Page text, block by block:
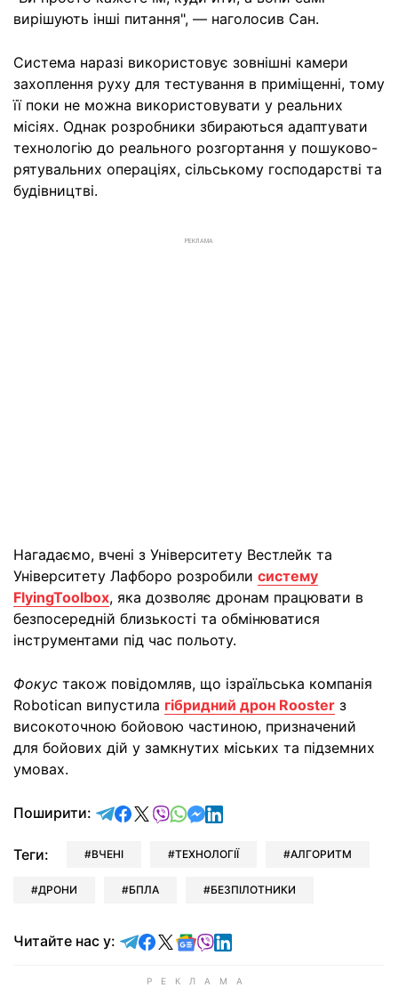
вирішують інші питання", — наголосив Сан.
Система наразі використовує зовнішні камери
захоплення руху для тестування в приміщенні, тому
її поки не можна використовувати у реальних
місіях. Однак розробники збираються адаптувати
технологію до реального розгортання у пошуково-
рятувальних операціях, сільському господарстві та
будівництві.
РЕКЛАМА
Нагадаємо, вчені з Університету Вестлейк та
Університету Лафборо розробили систему
FlyingToolbox, яка дозволяє дронам працювати в
безпосередній близькості та обмінюватися
інструментами під час польоту.
Фокус також повідомляв, що ізраїльська компанія
Robotican випустила гібридний дрон Rooster з
високоточною бойовою частиною, призначений
для бойових дій у замкнутих міських та підземних
умовах.
Поширити: відправити у Telegram
поділитись у Facebook
поділитись у X
відправити у Viber
відправити у Whatsapp
відправити у Messenger
відправити у LinkedIn
Теги: ВЧЕНІ ТЕХНОЛОГІЇ АЛГОРИТМ
ДРОНИ БПЛА БЕЗПІЛОТНИКИ
Читайте нас у: Читайте у Telegram
Читайте у Facebook
Читайте у X
Читайте у Google news
Читайте у Viber
Читайте у LinkedIn